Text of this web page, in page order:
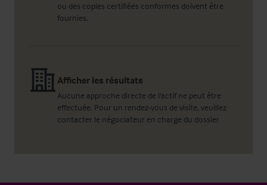
ou des copies certifiées conformes doivent être
fournies.
Afficher les résultats
Aucune approche directe de l'actif ne peut être
effectuée. Pour un rendez-vous de visite, veuillez
contacter le négociateur en charge du dossier